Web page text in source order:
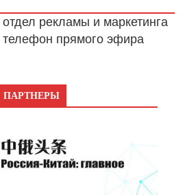
рекламы и маркетинга
прямого эфира
ПАРТНЕРЫ